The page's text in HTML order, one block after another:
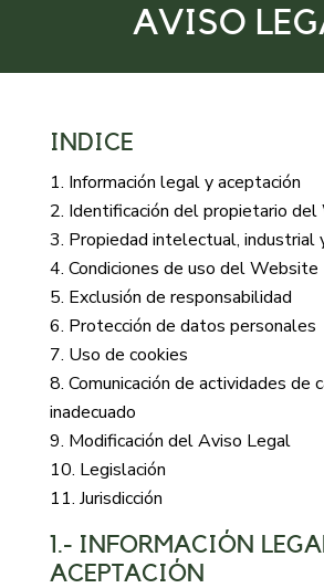
AVISO
INDICE
Información legal y aceptación
Identificación del propietario
Propiedad intelectual, industrial
Condiciones de uso del Website
Exclusión de responsabilidad
Protección de datos personales
Uso de cookies
Comunicación de actividades de
inadecuado
Modificación del Aviso Legal
Legislación
Jurisdicción
1.- INFORMACIÓN
ACEPTACIÓN